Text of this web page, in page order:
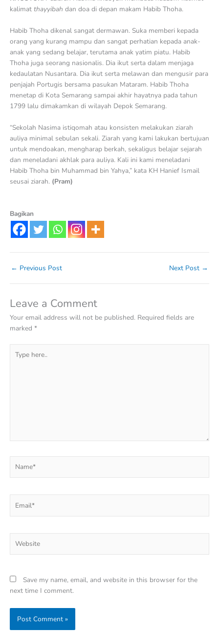
kalimat thayyibah dan doa di depan makam Habib Thoha.
Habib Thoha dikenal sangat dermawan. Suka memberi kepada
orang yang kurang mampu dan sangat perhatian kepada anak-
anak yang sedang belajar, terutama anak yatim piatu. Habib
Thoha juga seorang nasionalis. Dia ikut serta dalam menjaga
kedaulatan Nusantara. Dia ikut serta melawan dan mengusir para
penjajah Portugis bersama pasukan Mataram. Habib Thoha
menetap di Kota Semarang sampai akhir hayatnya pada tahun
1799 lalu dimakamkan di wilayah Depok Semarang.
“Sekolah Nasima istiqomah atau konsisten melakukan ziarah
auliya minimal sebulan sekali. Ziarah yang kami lakukan bertujuan
untuk mendoakan, mengharap berkah, sekaligus belajar sejarah
dan meneladani akhlak para auliya. Kali ini kami meneladani
Habib Thoha bin Muhammad bin Yahya,” kata KH Hanief Ismail
seusai ziarah. (Pram)
Bagikan
← Previous Post Next Post →
Leave a Comment
Your email address will not be published. Required fields are
marked *
here..
Save my name, email, and website in this browser for the
next time I comment.